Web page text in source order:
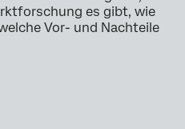
es gibt, wie
Vor- und Nachteile